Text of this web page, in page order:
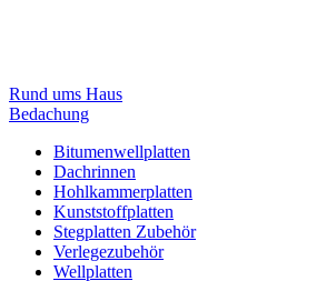
Rund ums Haus
Bedachung
Bitumenwellplatten
Dachrinnen
Hohlkammerplatten
Kunststoffplatten
Stegplatten Zubehör
Verlegezubehör
Wellplatten